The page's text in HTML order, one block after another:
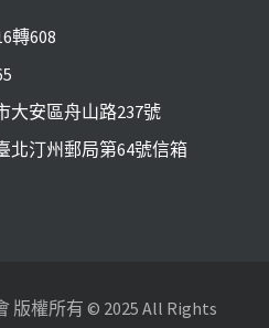
轉608
大安區舟山路237號
北汀州郵局第64號信箱
版權所有 © 2025 All Rights